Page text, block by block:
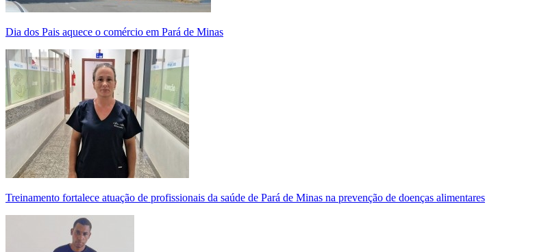
Dia dos Pais aquece o comércio em Pará de Minas
Treinamento fortalece atuação de profissionais da saúde de Pará de Minas na prevenção de doenças alimentares